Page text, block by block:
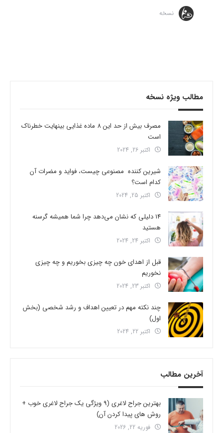
نسخه
مطالب ویژه نسخه
مصرف بیش از حد این 8 ماده غذایی بینهایت خطرناک
است
اکتبر 26, 2024
شیرین کننده مصنوعی چیست، فواید و مضرات آن
کدام است؟
اکتبر 25, 2024
14 دلیلی که نشان می‌دهد چرا شما همیشه گرسنه
هستید
اکتبر 24, 2024
قبل از اهدای خون چه چیزی بخوریم و چه چیزی
نخوریم
اکتبر 23, 2024
چند نکته مهم در تعیین اهداف و رشد شخصی (بخش
اول)
اکتبر 22, 2024
آخرین مطالب
بهترین جراح لاغری (9 ویژگی یک جراح لاغری خوب +
روش های پیدا کردن آن)
فوریه 22, 2026